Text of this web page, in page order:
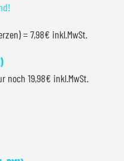
= 7,98€ inkl.MwSt.
noch 19,98€ inkl.MwSt.